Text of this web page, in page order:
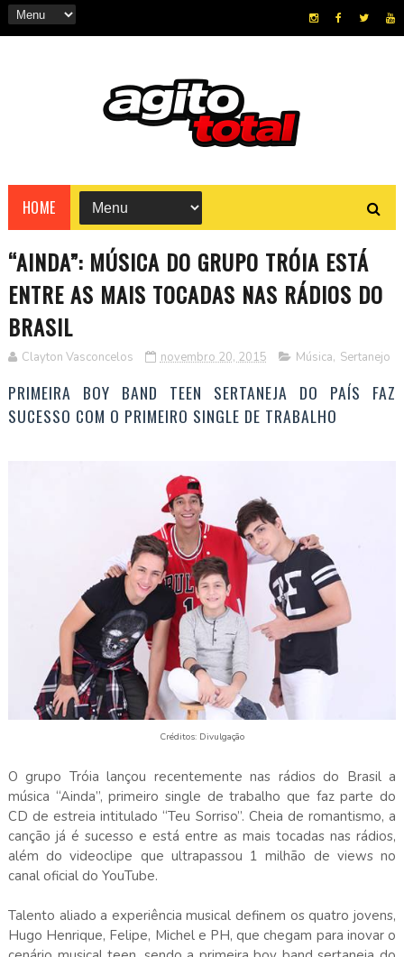
HOME
“AINDA”: MÚSICA DO GRUPO TRÓIA ESTÁ
ENTRE AS MAIS TOCADAS NAS RÁDIOS DO
BRASIL
Clayton Vasconcelos novembro 20, 2015 Música, Sertanejo
PRIMEIRA BOY BAND TEEN SERTANEJA DO PAÍS FAZ
SUCESSO COM O PRIMEIRO SINGLE DE TRABALHO
Créditos: Divulgação
O grupo Tróia lançou recentemente nas rádios do Brasil a
música “Ainda”, primeiro single de trabalho que faz parte do
CD de estreia intitulado “Teu Sorriso”. Cheia de romantismo, a
canção já é sucesso e está entre as mais tocadas nas rádios,
além do videoclipe que ultrapassou 1 milhão de views no
canal oficial do YouTube.
Talento aliado a experiência musical definem os quatro jovens,
Hugo Henrique, Felipe, Michel e PH, que chegam para inovar o